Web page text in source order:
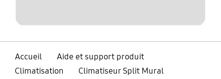
Accueil
Aide et support produit
Climatisation
Climatiseur Split Mural